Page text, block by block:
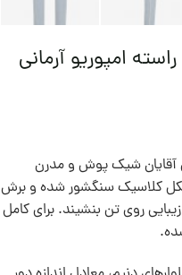
آقایان شیک پوش و مدرن
کلاسیک سنگشور شده و برش
روی تن بنشيند. برای کامل